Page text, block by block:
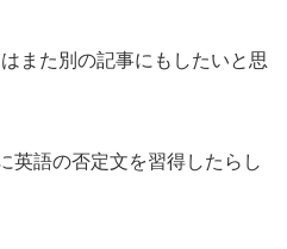
また別の記事にもしたいと思
英語の否定文を習得したらし